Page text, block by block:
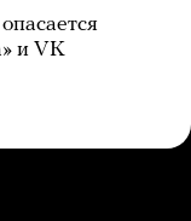
и VK